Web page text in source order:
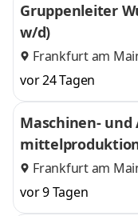
Gruppenleiter
w/d)
Frankfurt am
vor 24 Tagen
Maschinen-
Frankfurt am
vor 9 Tagen